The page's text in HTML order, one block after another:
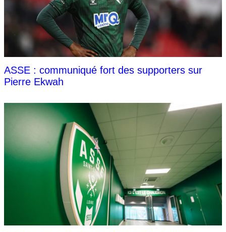
ASSE : communiqué fort des supporters sur
Pierre Ekwah